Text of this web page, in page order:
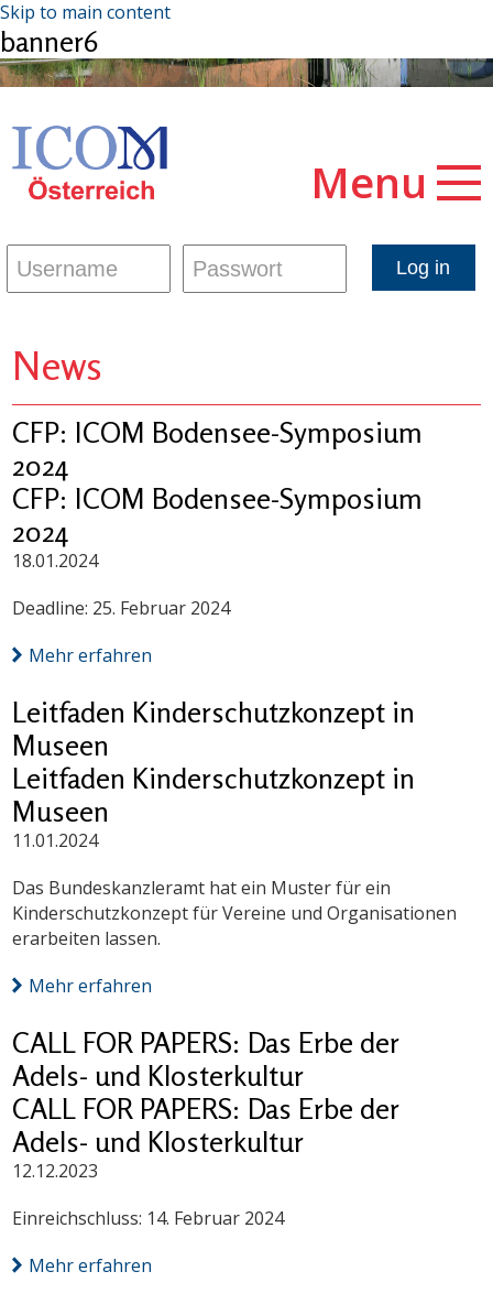
Skip to main content
banner6
Menu
News
CFP: ICOM Bodensee-Symposium
2024
CFP: ICOM Bodensee-Symposium
2024
18.01.2024
Deadline: 25. Februar 2024
Mehr erfahren
Leitfaden Kinderschutzkonzept in
Museen
Leitfaden Kinderschutzkonzept in
Museen
11.01.2024
Das Bundeskanzleramt hat ein Muster für ein
Kinderschutzkonzept für Vereine und Organisationen
erarbeiten lassen.
Mehr erfahren
CALL FOR PAPERS: Das Erbe der
Adels- und Klosterkultur
CALL FOR PAPERS: Das Erbe der
Adels- und Klosterkultur
12.12.2023
Einreichschluss: 14. Februar 2024
Mehr erfahren